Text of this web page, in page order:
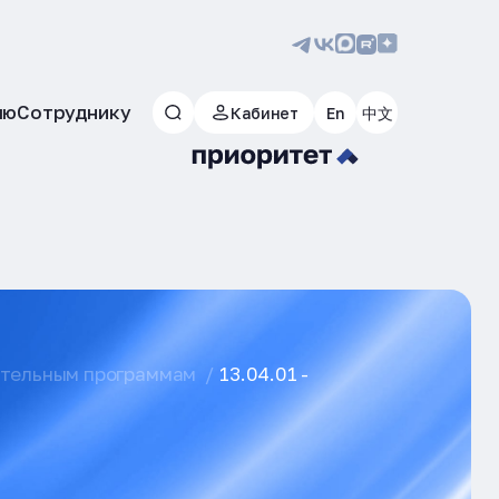
Сотруднику Кабинет En 中文
программам 13.04.01 -